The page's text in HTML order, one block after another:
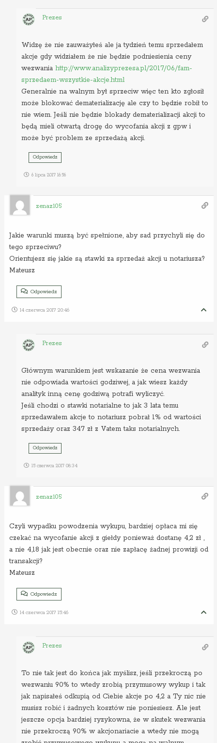
Prezes
Widzę że nie zauważyłeś ale ja tydzień temu sprzedałem
akcje gdy widziałem że nie będzie podniesienia ceny
wezwania http://www.analizyprezesa.pl/2017/06/fam-
sprzedaem-wszystkie-akcje.html
Generalnie na walnym był sprzeciw więc ten kto zgłosił
może blokować dematerializację ale czy to będzie robił to
nie wiem. Jeśli nie będzie blokady dematerializacji akcji to
będą mieli otwartą drogę do wycofania akcji z gpw i
może być problem ze sprzedażą akcji.
Odpowiedz
6 lipca 2017 16:56
zenaz105
Jakie warunki muszą być spełnione, aby sad przychyli się do
tego sprzeciwu?
Orientujesz się jakie są stawki za sprzedaż akcji u notariusza?
Mateusz
Odpowiedz
14 czerwca 2017 20:46
Prezes
Głównym warunkiem jest wskazanie że cena wezwania
nie odpowiada wartości godziwej, a jak wiesz każdy
analityk inną cenę godziwą potrafi wyliczyć.
Jeśli chodzi o stawki notarialne to jak 3 lata temu
sprzedawałem akcje to notariusz pobrał 1% od wartości
sprzedaży oraz 347 zł z Vatem taks notarialnych.
Odpowiedz
15 czerwca 2017 08:34
zenaz105
Czyli wypadku powodzenia wykupu, bardziej opłaca mi się
czekać na wycofanie akcji z giełdy ponieważ dostanę 4,2 zł ,
a nie 4,18 jak jest obecnie oraz nie zapłacę żadnej prowizji od
transakcji?
Mateusz
Odpowiedz
14 czerwca 2017 15:46
Prezes
To nie tak jest do końca jak myślisz, jeśli przekroczą po
wezwaniu 90% to wtedy zrobią przymusowy wykup i tak
jak napisałeś odkupią od Ciebie akcje po 4,2 a Ty nic nie
musisz robić i żadnych kosztów nie poniesiesz. Ale jest
jeszcze opcja bardziej ryzykowna, że w skutek wezwania
nie przekroczą 90% w akcjonariacie a wtedy nie mogą